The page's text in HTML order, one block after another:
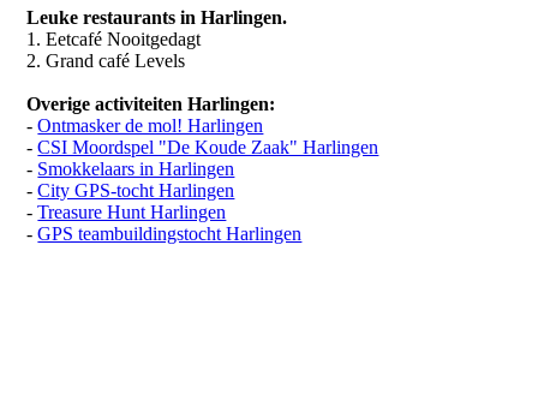
Leuke restaurants in Harlingen.
1. Eetcafé Nooitgedagt
2. Grand café Levels
Overige activiteiten Harlingen:
-Ontmasker de mol! Harlingen
-CSI Moordspel "De Koude Zaak" Harlingen
- Smokkelaars in Harlingen
-City GPS-tocht Harlingen
-Treasure Hunt Harlingen
-GPS teambuildingstocht Harlingen